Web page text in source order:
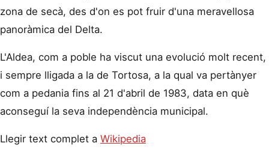
zona de secà, des d'on es pot fruir d'una meravellosa
panoràmica del Delta.
L'Aldea, com a poble ha viscut una evolució molt recent,
i sempre lligada a la de Tortosa, a la qual va pertànyer
com a pedania fins al 21 d'abril de 1983, data en què
aconseguí la seva independència municipal.
Llegir text complet a Wikipedia